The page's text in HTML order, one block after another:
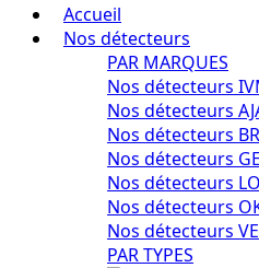
Accueil
Nos détecteurs
PAR MARQUES
Nos détecteurs
Nos détecteurs
Nos détecteurs
Nos détecteurs
Nos détecteurs
Nos détecteurs
Nos détecteurs
PAR TYPES